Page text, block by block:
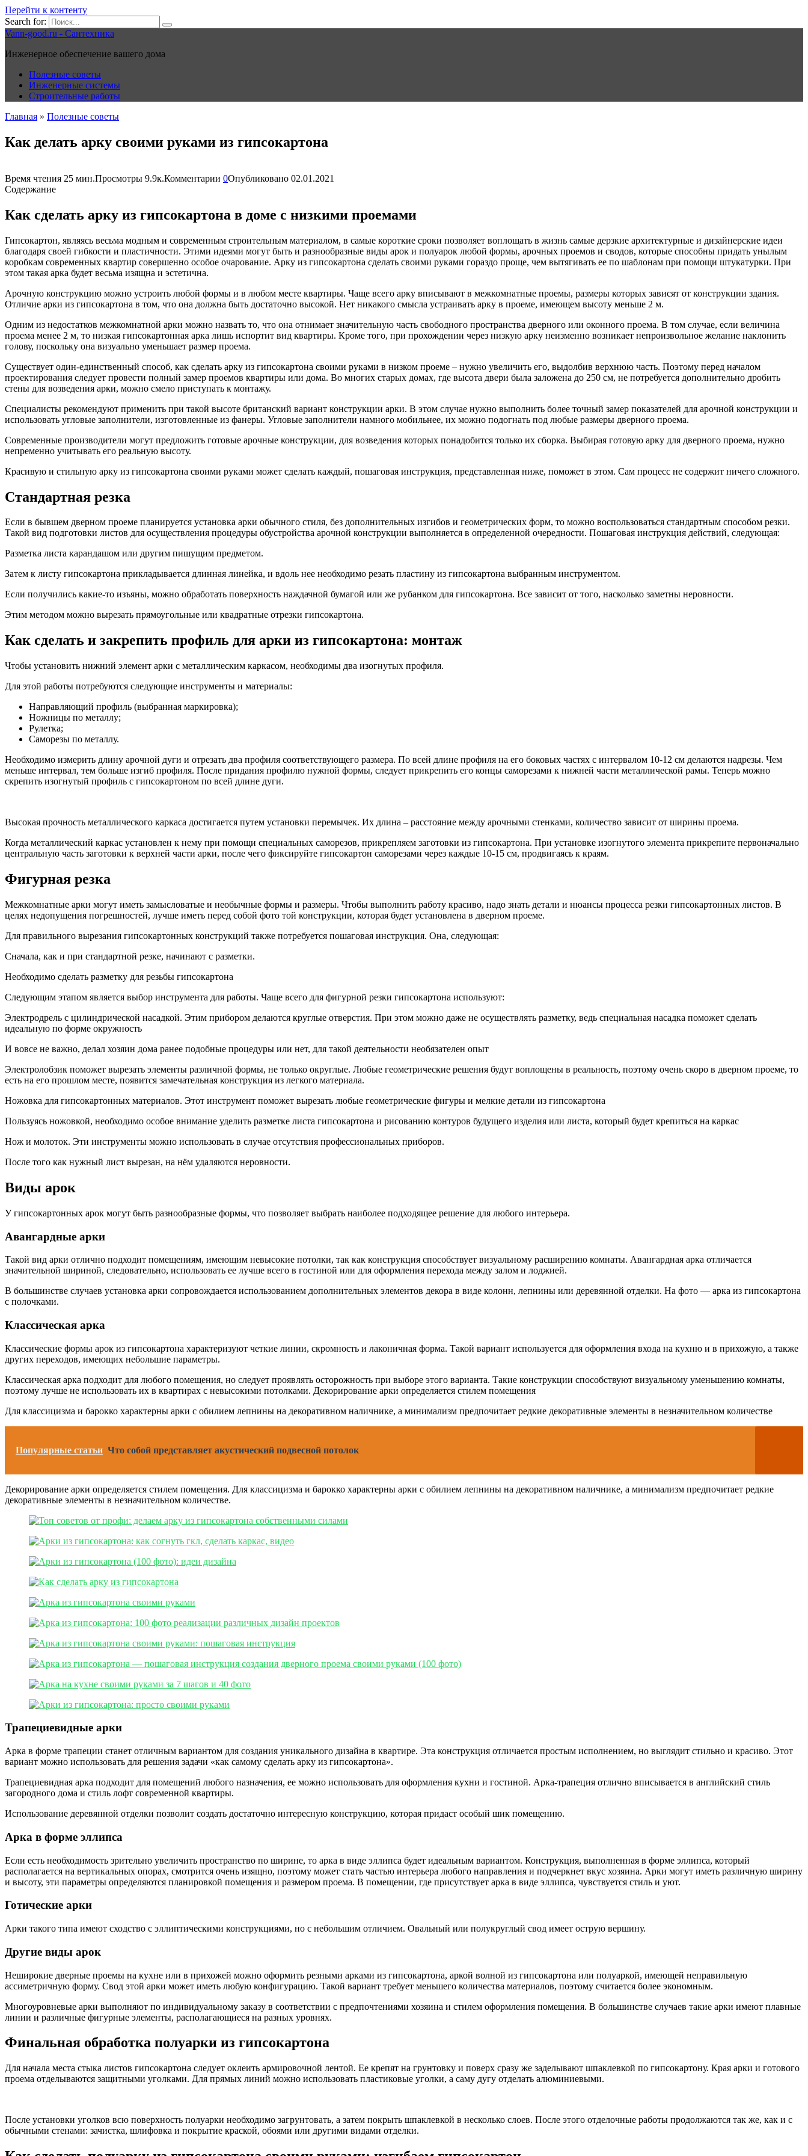
Перейти к контенту
Search for:
Vann-good.ru - Сантехника
Инженерное обеспечение вашего дома
Полезные советы
Инженерные системы
Строительные работы
Главная » Полезные советы
Как делать арку своими руками из гипсокартона
Время чтения 25 мин.Просмотры 9.9к.Комментарии 0Опубликовано 02.01.2021
Содержание
Как сделать арку из гипсокартона в доме с низкими проемами
Гипсокартон, являясь весьма модным и современным строительным материалом, в самые короткие сроки позволяет воплощать в жизнь самые дерзкие архитектурные и дизайнерские идеи
благодаря своей гибкости и пластичности. Этими идеями могут быть и разнообразные виды арок и полуарок любой формы, арочных проемов и сводов, которые способны придать унылым
коробкам современных квартир совершенно особое очарование. Арку из гипсокартона сделать своими руками гораздо проще, чем вытягивать ее по шаблонам при помощи штукатурки. При
этом такая арка будет весьма изящна и эстетична.
Арочную конструкцию можно устроить любой формы и в любом месте квартиры. Чаще всего арку вписывают в межкомнатные проемы, размеры которых зависят от конструкции здания.
Отличие арки из гипсокартона в том, что она должна быть достаточно высокой. Нет никакого смысла устраивать арку в проеме, имеющем высоту меньше 2 м.
Одним из недостатков межкомнатной арки можно назвать то, что она отнимает значительную часть свободного пространства дверного или оконного проема. В том случае, если величина
проема менее 2 м, то низкая гипсокартонная арка лишь испортит вид квартиры. Кроме того, при прохождении через низкую арку неизменно возникает непроизвольное желание наклонить
голову, поскольку она визуально уменьшает размер проема.
Существует один-единственный способ, как сделать арку из гипсокартона своими руками в низком проеме – нужно увеличить его, выдолбив верхнюю часть. Поэтому перед началом
проектирования следует провести полный замер проемов квартиры или дома. Во многих старых домах, где высота двери была заложена до 250 см, не потребуется дополнительно дробить
стены для возведения арки, можно смело приступать к монтажу.
Специалисты рекомендуют применить при такой высоте британский вариант конструкции арки. В этом случае нужно выполнить более точный замер показателей для арочной конструкции и
использовать угловые заполнители, изготовленные из фанеры. Угловые заполнители намного мобильнее, их можно подогнать под любые размеры дверного проема.
Современные производители могут предложить готовые арочные конструкции, для возведения которых понадобится только их сборка. Выбирая готовую арку для дверного проема, нужно
непременно учитывать его реальную высоту.
Красивую и стильную арку из гипсокартона своими руками может сделать каждый, пошаговая инструкция, представленная ниже, поможет в этом. Сам процесс не содержит ничего сложного.
Стандартная резка
Если в бывшем дверном проеме планируется установка арки обычного стиля, без дополнительных изгибов и геометрических форм, то можно воспользоваться стандартным способом резки.
Такой вид подготовки листов для осуществления процедуры обустройства арочной конструкции выполняется в определенной очередности. Пошаговая инструкция действий, следующая:
Разметка листа карандашом или другим пишущим предметом.
Затем к листу гипсокартона прикладывается длинная линейка, и вдоль нее необходимо резать пластину из гипсокартона выбранным инструментом.
Если получились какие-то изъяны, можно обработать поверхность наждачной бумагой или же рубанком для гипсокартона. Все зависит от того, насколько заметны неровности.
Этим методом можно вырезать прямоугольные или квадратные отрезки гипсокартона.
Как сделать и закрепить профиль для арки из гипсокартона: монтаж
Чтобы установить нижний элемент арки с металлическим каркасом, необходимы два изогнутых профиля.
Для этой работы потребуются следующие инструменты и материалы:
Направляющий профиль (выбранная маркировка);
Ножницы по металлу;
Рулетка;
Саморезы по металлу.
Необходимо измерить длину арочной дуги и отрезать два профиля соответствующего размера. По всей длине профиля на его боковых частях с интервалом 10‑12 см делаются надрезы. Чем
меньше интервал, тем больше изгиб профиля. После придания профилю нужной формы, следует прикрепить его концы саморезами к нижней части металлической рамы. Теперь можно
скрепить изогнутый профиль с гипсокартоном по всей длине дуги.
Высокая прочность металлического каркаса достигается путем установки перемычек. Их длина – расстояние между арочными стенками, количество зависит от ширины проема.
Когда металлический каркас установлен к нему при помощи специальных саморезов, прикрепляем заготовки из гипсокартона. При установке изогнутого элемента прикрепите первоначально
центральную часть заготовки к верхней части арки, после чего фиксируйте гипсокартон саморезами через каждые 10-15 см, продвигаясь к краям.
Фигурная резка
Межкомнатные арки могут иметь замысловатые и необычные формы и размеры. Чтобы выполнить работу красиво, надо знать детали и нюансы процесса резки гипсокартонных листов. В
целях недопущения погрешностей, лучше иметь перед собой фото той конструкции, которая будет установлена в дверном проеме.
Для правильного вырезания гипсокартонных конструкций также потребуется пошаговая инструкция. Она, следующая:
Сначала, как и при стандартной резке, начинают с разметки.
Необходимо сделать разметку для резьбы гипсокартона
Следующим этапом является выбор инструмента для работы. Чаще всего для фигурной резки гипсокартона используют:
Электродрель с цилиндрической насадкой. Этим прибором делаются круглые отверстия. При этом можно даже не осуществлять разметку, ведь специальная насадка поможет сделать
идеальную по форме окружность
И вовсе не важно, делал хозяин дома ранее подобные процедуры или нет, для такой деятельности необязателен опыт
Электролобзик поможет вырезать элементы различной формы, не только округлые. Любые геометрические решения будут воплощены в реальность, поэтому очень скоро в дверном проеме, то
есть на его прошлом месте, появится замечательная конструкция из легкого материала.
Ножовка для гипсокартонных материалов. Этот инструмент поможет вырезать любые геометрические фигуры и мелкие детали из гипсокартона
Пользуясь ножовкой, необходимо особое внимание уделить разметке листа гипсокартона и рисованию контуров будущего изделия или листа, который будет крепиться на каркас
Нож и молоток. Эти инструменты можно использовать в случае отсутствия профессиональных приборов.
После того как нужный лист вырезан, на нём удаляются неровности.
Виды арок
У гипсокартонных арок могут быть разнообразные формы, что позволяет выбрать наиболее подходящее решение для любого интерьера.
Авангардные арки
Такой вид арки отлично подходит помещениям, имеющим невысокие потолки, так как конструкция способствует визуальному расширению комнаты. Авангардная арка отличается
значительной шириной, следовательно, использовать ее лучше всего в гостиной или для оформления перехода между залом и лоджией.
В большинстве случаев установка арки сопровождается использованием дополнительных элементов декора в виде колонн, лепнины или деревянной отделки. На фото — арка из гипсокартона
с полочками.
Классическая арка
Классические формы арок из гипсокартона характеризуют четкие линии, скромность и лаконичная форма. Такой вариант используется для оформления входа на кухню и в прихожую, а также
других переходов, имеющих небольшие параметры.
Классическая арка подходит для любого помещения, но следует проявлять осторожность при выборе этого варианта. Такие конструкции способствуют визуальному уменьшению комнаты,
поэтому лучше не использовать их в квартирах с невысокими потолками. Декорирование арки определяется стилем помещения
Для классицизма и барокко характерны арки с обилием лепнины на декоративном наличнике, а минимализм предпочитает редкие декоративные элементы в незначительном количестве
Популярные статьи Что собой представляет акустический подвесной потолок
Декорирование арки определяется стилем помещения. Для классицизма и барокко характерны арки с обилием лепнины на декоративном наличнике, а минимализм предпочитает редкие
декоративные элементы в незначительном количестве.
Трапециевидные арки
Арка в форме трапеции станет отличным вариантом для создания уникального дизайна в квартире. Эта конструкция отличается простым исполнением, но выглядит стильно и красиво. Этот
вариант можно использовать для решения задачи «как самому сделать арку из гипсокартона».
Трапециевидная арка подходит для помещений любого назначения, ее можно использовать для оформления кухни и гостиной. Арка-трапеция отлично вписывается в английский стиль
загородного дома и стиль лофт современной квартиры.
Использование деревянной отделки позволит создать достаточно интересную конструкцию, которая придаст особый шик помещению.
Арка в форме эллипса
Если есть необходимость зрительно увеличить пространство по ширине, то арка в виде эллипса будет идеальным вариантом. Конструкция, выполненная в форме эллипса, который
располагается на вертикальных опорах, смотрится очень изящно, поэтому может стать частью интерьера любого направления и подчеркнет вкус хозяина. Арки могут иметь различную ширину
и высоту, эти параметры определяются планировкой помещения и размером проема. В помещении, где присутствует арка в виде эллипса, чувствуется стиль и уют.
Готические арки
Арки такого типа имеют сходство с эллиптическими конструкциями, но с небольшим отличием. Овальный или полукруглый свод имеет острую вершину.
Другие виды арок
Неширокие дверные проемы на кухне или в прихожей можно оформить резными арками из гипсокартона, аркой волной из гипсокартона или полуаркой, имеющей неправильную
ассиметричную форму. Свод этой арки может иметь любую конфигурацию. Такой вариант требует меньшего количества материалов, поэтому считается более экономным.
Многоуровневые арки выполняют по индивидуальному заказу в соответствии с предпочтениями хозяина и стилем оформления помещения. В большинстве случаев такие арки имеют плавные
линии и различные фигурные элементы, располагающиеся на разных уровнях.
Финальная обработка полуарки из гипсокартона
Для начала места стыка листов гипсокартона следует оклеить армировочной лентой. Ее крепят на грунтовку и поверх сразу же заделывают шпаклевкой по гипсокартону. Края арки и готового
проема отделываются защитными уголками. Для прямых линий можно использовать пластиковые уголки, а саму дугу отделать алюминиевыми.
После установки уголков всю поверхность полуарки необходимо загрунтовать, а затем покрыть шпаклевкой в несколько слоев. После этого отделочные работы продолжаются так же, как и с
обычными стенами: зачистка, шлифовка и покрытие краской, обоями или другими видами отделки.